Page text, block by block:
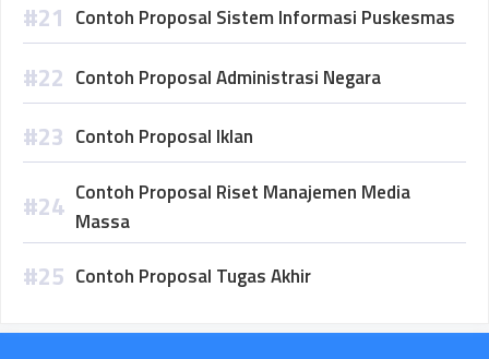
Contoh Proposal Sistem Informasi Puskesmas
Contoh Proposal Administrasi Negara
Contoh Proposal Iklan
Contoh Proposal Riset Manajemen Media
Massa
Contoh Proposal Tugas Akhir